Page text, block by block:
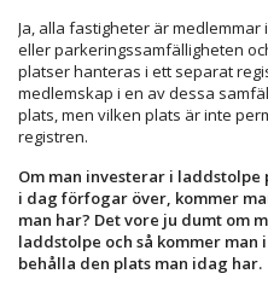
Ja, alla fastigheter är
eller parkeringssamfälligheten
platser hanteras i ett separat
medlemskap i en av dessa
plats, men vilken plats är inte
registren.
Om man investerar i laddstolpe
i dag förfogar över, kommer
man har? Det vore ju dumt om
laddstolpe och så kommer
behålla den plats man idag har.